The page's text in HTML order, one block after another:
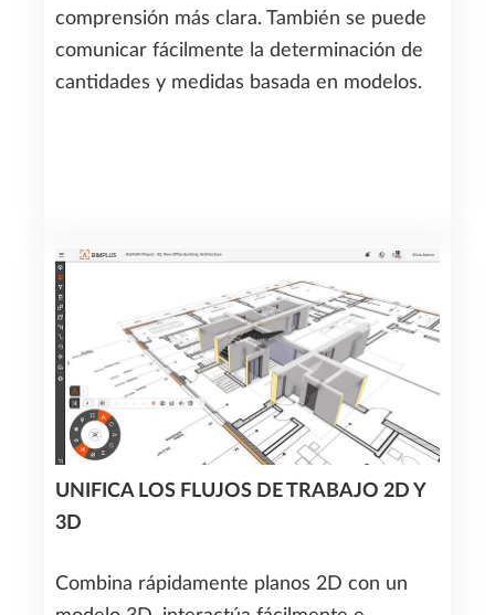
comprensión más clara. También se puede
comunicar fácilmente la determinación de
cantidades y medidas basada en modelos.
UNIFICA LOS FLUJOS DE TRABAJO 2D Y
3D
Combina rápidamente planos 2D con un